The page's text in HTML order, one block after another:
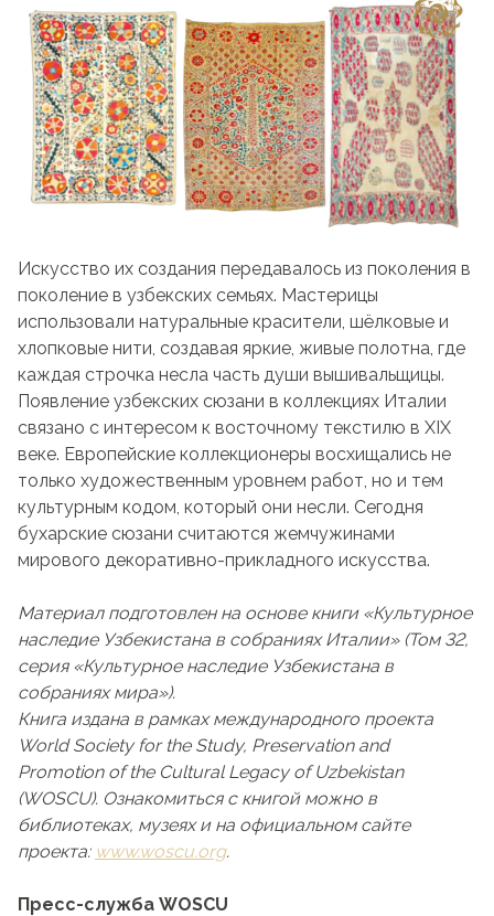
Искусство их создания передавалось из поколения в
поколение в узбекских семьях. Мастерицы
использовали натуральные красители, шёлковые и
хлопковые нити, создавая яркие, живые полотна, где
каждая строчка несла часть души вышивальщицы.
Появление узбекских сюзани в коллекциях Италии
связано с интересом к восточному текстилю в XIX
веке. Европейские коллекционеры восхищались не
только художественным уровнем работ, но и тем
культурным кодом, который они несли. Сегодня
бухарские сюзани считаются жемчужинами
мирового декоративно-прикладного искусства.
Материал подготовлен на основе книги «Культурное
наследие Узбекистана в собраниях Италии» (Том 32,
серия «Культурное наследие Узбекистана в
собраниях мира»).
Книга издана в рамках международного проекта
World Society for the Study, Preservation and
Promotion of the Cultural Legacy of Uzbekistan
(WOSCU). Ознакомиться с книгой можно в
библиотеках, музеях и на официальном сайте
проекта: www.woscu.org.
Пресс-служба WOSCU